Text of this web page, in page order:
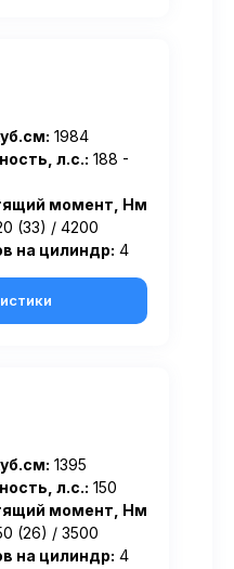
1984
л.с.: 188 -
момент, Нм
(33) / 4200
на цилиндр: 4
1395
л.с.: 150
момент, Нм
(26) / 3500
на цилиндр: 4